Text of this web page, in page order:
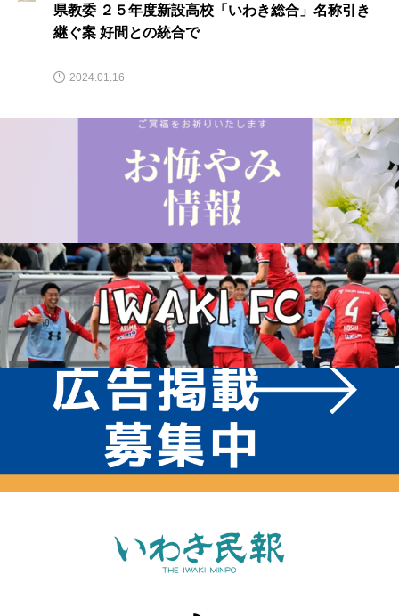
県教委 ２５年度新設高校「いわき総合」名称引き
継ぐ案 好間との統合で
2024.01.16